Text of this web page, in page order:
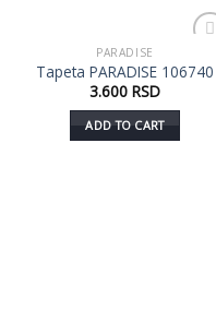
u listu
PARADISE
Tapeta PARADISE 106740
3.600 RSD
ADD TO CART